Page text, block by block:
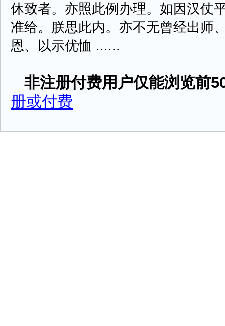
休致者。亦照此例办理。如因汉仗
准给。朕思此内。亦不无曾经出师
恩、以示优恤 ......
非注册付费用户仅能浏览前
册或付费